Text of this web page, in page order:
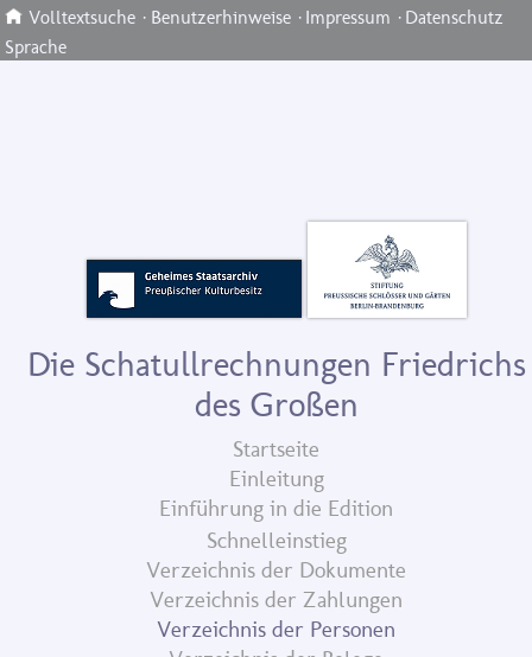
Volltextsuche · Benutzerhinweise· Impressum · Datenschutz
Sprache
Die Schatullrechnungen Friedrichs
des Großen
Startseite
Einleitung
Einführung in die Edition
Schnelleinstieg
Verzeichnis der Dokumente
Verzeichnis der Zahlungen
Verzeichnis der Personen